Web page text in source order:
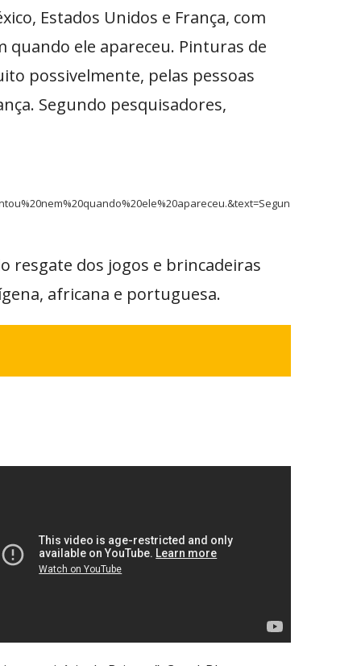
Estados Unidos e França, com
ele apareceu. Pinturas de
possivelmente, pelas pessoas
Segundo pesquisadores,
resgate dos jogos e brincadeiras
africana e portuguesa.